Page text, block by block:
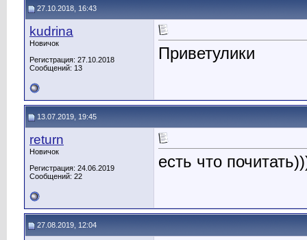
27.10.2018, 16:43
kudrina
Новичок
Регистрация: 27.10.2018
Сообщений: 13
Приветулики
13.07.2019, 19:45
return
Новичок
Регистрация: 24.06.2019
Сообщений: 22
есть что
27.08.2019, 12:04